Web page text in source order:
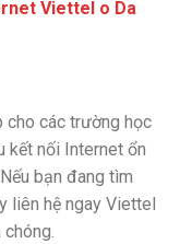
Viettel o Da
cho các trường học
kết nối Internet ổn
bạn đang tìm
liên hệ ngay Viettel